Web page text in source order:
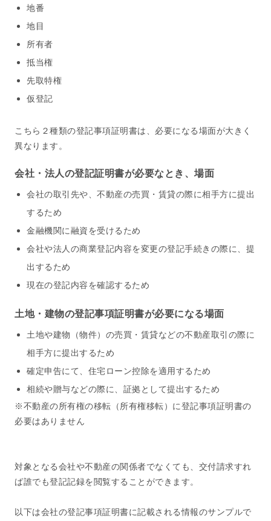
地番
地目
所有者
抵当権
先取特権
仮登記
こちら２種類の登記事項証明書は、必要になる場面が大きく
異なります。
会社・法人の登記証明書が必要なとき、場面
会社の取引先や、不動産の売買・賃貸の際に相手方に提出
するため
金融機関に融資を受けるため
会社や法人の商業登記内容を変更の登記手続きの際に、提
出するため
現在の登記内容を確認するため
土地・建物の登記事項証明書が必要になる場面
土地や建物（物件）の売買・賃貸などの不動産取引の際に
相手方に提出するため
確定申告にて、住宅ローン控除を適用するため
相続や贈与などの際に、証拠として提出するため
※不動産の所有権の移転（所有権移転）に登記事項証明書の
必要はありません
対象となる会社や不動産の関係者でなくても、交付請求すれ
ば誰でも登記記録を閲覧することができます。
以下は会社の登記事項証明書に記載される情報のサンプルで